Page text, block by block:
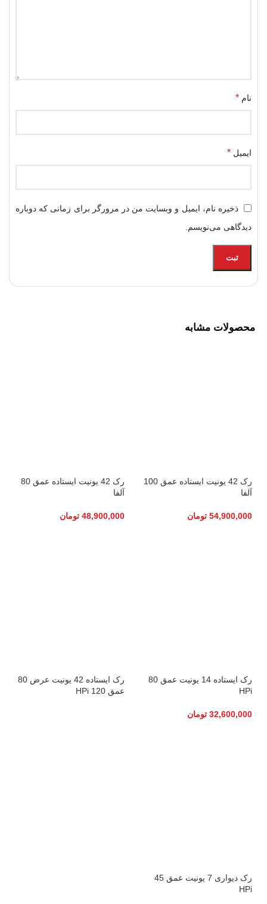
نام *
ایمیل *
ذخیره نام، ایمیل و وبسایت من در مرورگر برای زمانی که دوباره
دیدگاهی می‌نویسم.
محصولات مشابه
رک 42 یونیت ایستاده عمق 100
آلفا
54,900,000 تومان
رک 42 یونیت ایستاده عمق 80
آلفا
48,900,000 تومان
رک ایستاده 14 یونیت عمق 80
HPi
32,600,000 تومان
رک ایستاده 42 یونیت عرض 80
عمق 120 HPi
رک دیواری 7 یونیت عمق 45
HPi